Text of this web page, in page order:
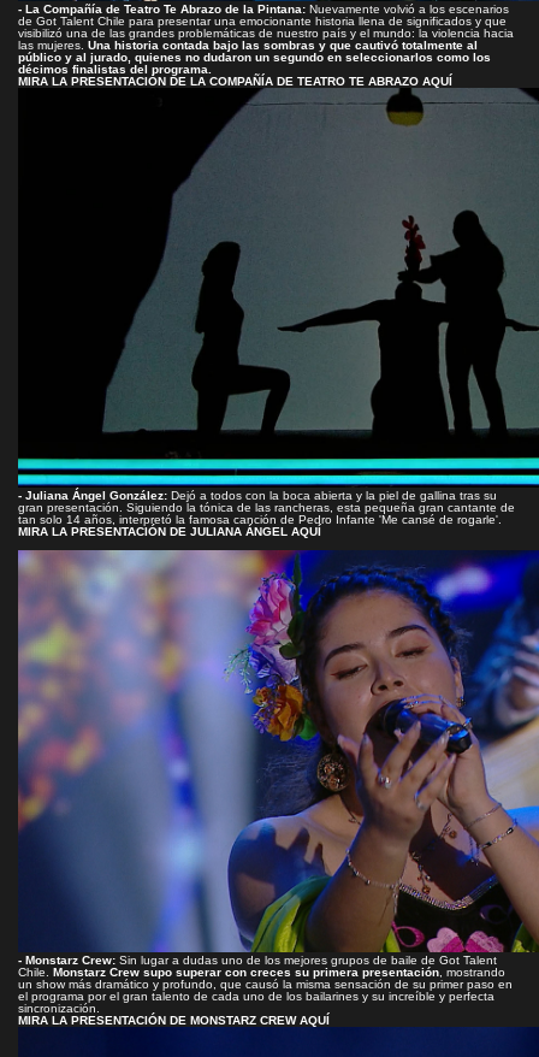
- La Compañía de Teatro Te Abrazo de la Pintana: Nuevamente volvió a los escenarios
de Got Talent Chile para presentar una emocionante historia llena de significados y que
visibilizó una de las grandes problemáticas de nuestro país y el mundo: la violencia hacia
las mujeres. Una historia contada bajo las sombras y que cautivó totalmente al
público y al jurado, quienes no dudaron un segundo en seleccionarlos como los
décimos finalistas del programa.
MIRA LA PRESENTACIÓN DE LA COMPAÑÍA DE TEATRO TE ABRAZO AQUÍ
- Juliana Ángel González: Dejó a todos con la boca abierta y la piel de gallina tras su
gran presentación. Siguiendo la tónica de las rancheras, esta pequeña gran cantante de
tan solo 14 años, interpretó la famosa canción de Pedro Infante 'Me cansé de rogarle'.
MIRA LA PRESENTACIÓN DE JULIANA ÁNGEL AQUÍ
- Monstarz Crew: Sin lugar a dudas uno de los mejores grupos de baile de Got Talent
Chile. Monstarz Crew supo superar con creces su primera presentación , mostrando
un show más dramático y profundo, que causó la misma sensación de su primer paso en
el programa por el gran talento de cada uno de los bailarines y su increíble y perfecta
sincronización.
MIRA LA PRESENTACIÓN DE MONSTARZ CREW AQUÍ